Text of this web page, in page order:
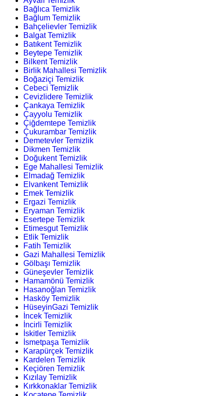
Bağlıca Temizlik
Bağlum Temizlik
Bahçelievler Temizlik
Balgat Temizlik
Batıkent Temizlik
Beytepe Temizlik
Bilkent Temizlik
Birlik Mahallesi Temizlik
Boğaziçi Temizlik
Cebeci Temizlik
Cevizlidere Temizlik
Çankaya Temizlik
Çayyolu Temizlik
Çiğdemtepe Temizlik
Çukurambar Temizlik
Demetevler Temizlik
Dikmen Temizlik
Doğukent Temizlik
Ege Mahallesi Temizlik
Elmadağ Temizlik
Elvankent Temizlik
Emek Temizlik
Ergazi Temizlik
Eryaman Temizlik
Esertepe Temizlik
Etimesgut Temizlik
Etlik Temizlik
Fatih Temizlik
Gazi Mahallesi Temizlik
Gölbaşı Temizlik
Güneşevler Temizlik
Hamamönü Temizlik
Hasanoğlan Temizlik
Hasköy Temizlik
HüseyinGazi Temizlik
İncek Temizlik
İncirli Temizlik
İskitler Temizlik
İsmetpaşa Temizlik
Karapürçek Temizlik
Kardelen Temizlik
Keçiören Temizlik
Kızılay Temizlik
Kırkkonaklar Temizlik